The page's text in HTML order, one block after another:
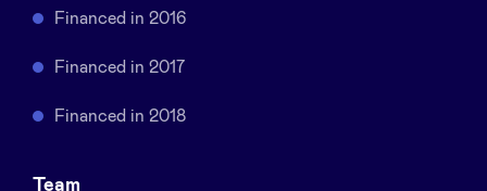
Pooling Services
Financed in 2016
Financed in 2017
Financed in 2018
Team